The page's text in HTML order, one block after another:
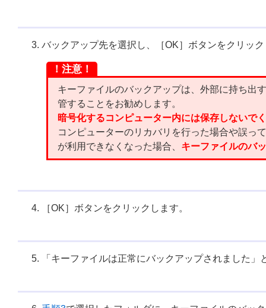
バックアップ先を選択し、［OK］ボタンをクリッ
！注意！
キーファイルのバックアップは、外部に持ち出
管することをお勧めします。
暗号化するコンピューター内には保存しないで
コンピューターのリカバリを行った場合や誤っ
が利用できなくなった場合、 キーファイルのバ
［OK］ボタンをクリックします。
「キーファイルは正常にバックアップされました